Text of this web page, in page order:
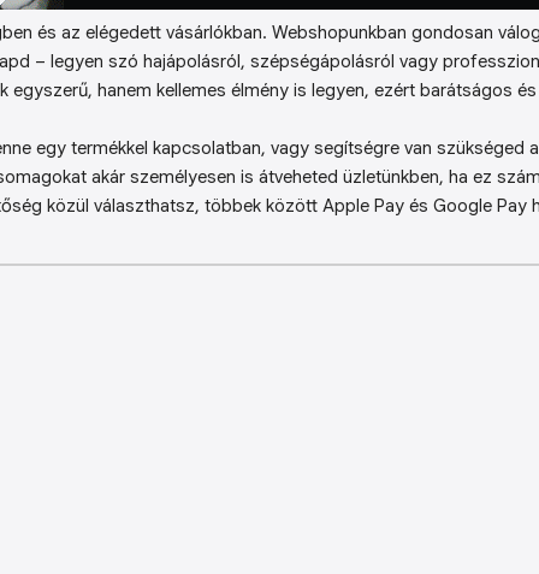
és az elégedett vásárlókban. Webshopunkban gondosan
– legyen szó hajápolásról, szépségápolásról vagy
egyszerű, hanem kellemes élmény is legyen, ezért barátságos
egy termékkel kapcsolatban, vagy segítségre van szükséged
akár személyesen is átveheted üzletünkben, ha ez
közül választhatsz, többek között Apple Pay és Google Pay